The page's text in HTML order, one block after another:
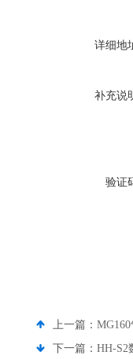
详细地
补充说
验证
上一篇：
下一篇： HH-S2